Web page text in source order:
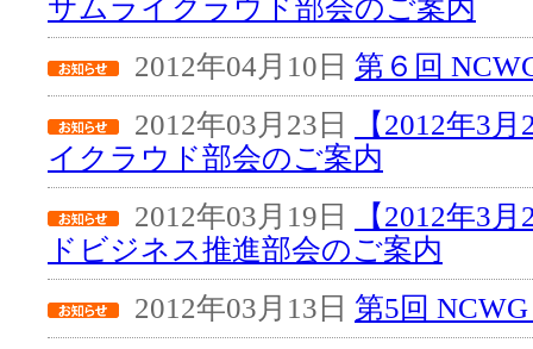
サムライクラウド部会のご案内
2012年04月10日 第６回
2012年03月23日
【2012年3
イクラウド部会のご案内
2012年03月19日
【2012年3
ドビジネス推進部会のご案内
2012年03月13日 第5回